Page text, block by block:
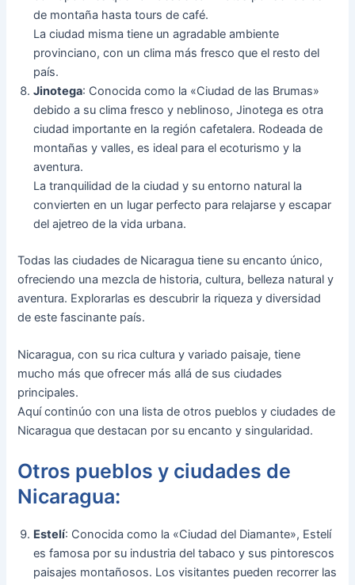
de montaña hasta tours de café.
La ciudad misma tiene un agradable ambiente
provinciano, con un clima más fresco que el resto del
país.
Jinotega: Conocida como la «Ciudad de las Brumas»
debido a su clima fresco y neblinoso, Jinotega es otra
ciudad importante en la región cafetalera. Rodeada de
montañas y valles, es ideal para el ecoturismo y la
aventura.
La tranquilidad de la ciudad y su entorno natural la
convierten en un lugar perfecto para relajarse y escapar
del ajetreo de la vida urbana.
Todas las ciudades de Nicaragua tiene su encanto único,
ofreciendo una mezcla de historia, cultura, belleza natural y
aventura. Explorarlas es descubrir la riqueza y diversidad
de este fascinante país.
Nicaragua, con su rica cultura y variado paisaje, tiene
mucho más que ofrecer más allá de sus ciudades
principales.
Aquí continúo con una lista de otros pueblos y ciudades de
Nicaragua que destacan por su encanto y singularidad.
Otros pueblos y ciudades de
Nicaragua:
Estelí: Conocida como la «Ciudad del Diamante», Estelí
es famosa por su industria del tabaco y sus pintorescos
paisajes montañosos. Los visitantes pueden recorrer las